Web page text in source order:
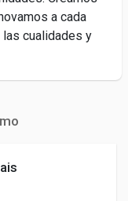
a cada
cualidades y